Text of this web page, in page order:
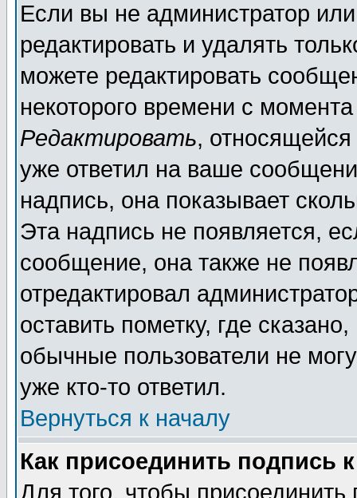
Если вы не администратор
редактировать и удалять
можете редактировать
некоторого времени с
Редактировать,
уже ответил на ваше
надпись, она показывает
Эта надпись не появляется,
сообщение, она также не
отредактировал
оставить пометку, где
обычные пользователи не
уже кто-то ответил.
Вернуться к началу
Как присоединить подпись
Для того, чтобы